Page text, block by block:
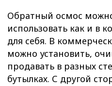
Обратный осмос
использовать как и в
для себя. В
можно установить,
продавать в разных
бутылках. С другой